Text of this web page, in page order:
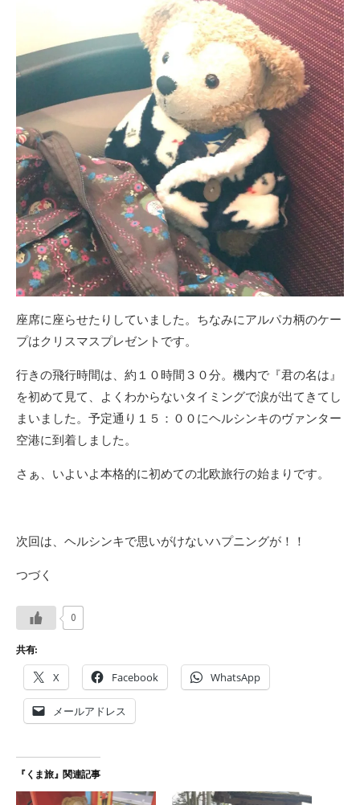
座席に座らせたりしていました。ちなみにアルパカ柄のケー
プはクリスマスプレゼントです。
行きの飛行時間は、約１０時間３０分。機内で『君の名は』
を初めて見て、よくわからないタイミングで涙が出てきてし
まいました。予定通り１５：００にヘルシンキのヴァンター
空港に到着しました。
さぁ、いよいよ本格的に初めての北欧旅行の始まりです。
次回は、ヘルシンキで思いがけないハプニングが！！
つづく
0
共有:
X Facebook WhatsApp
メールアドレス
『くま旅』関連記事